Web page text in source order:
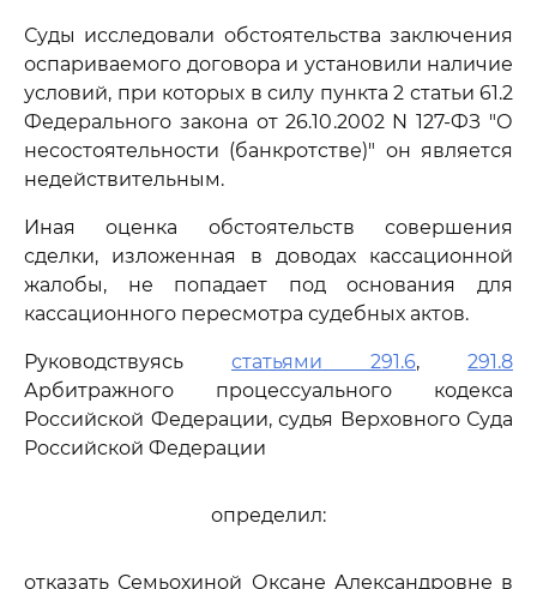
Суды исследовали обстоятельства заключения
оспариваемого договора и установили наличие
условий, при которых в силу пункта 2 статьи 61.2
Федерального закона от 26.10.2002 N 127-ФЗ "О
несостоятельности (банкротстве)" он является
недействительным.
Иная оценка обстоятельств совершения
сделки, изложенная в доводах кассационной
жалобы, не попадает под основания для
кассационного пересмотра судебных актов.
Руководствуясь статьями 291.6, 291.8
Арбитражного процессуального кодекса
Российской Федерации, судья Верховного Суда
Российской Федерации
определил:
отказать Семьохиной Оксане Александровне в